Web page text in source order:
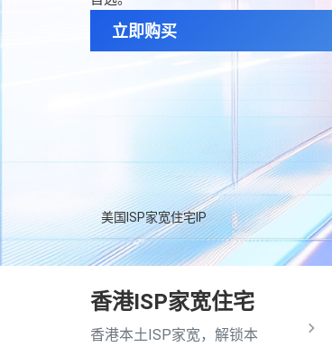
美国云服务器
热销
全球CDN
挂机宝/游戏云
立即购买
立即购买
美国ISP家宽住宅IP
香港ISP家宽住宅
香港本土ISP家宽，解锁本